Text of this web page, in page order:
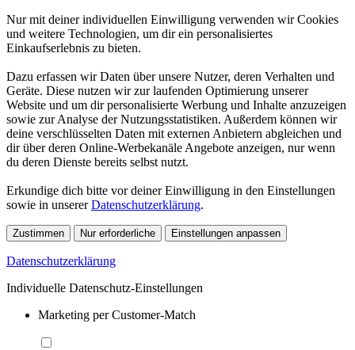
Nur mit deiner individuellen Einwilligung verwenden wir Cookies
und weitere Technologien, um dir ein personalisiertes
Einkaufserlebnis zu bieten.
Dazu erfassen wir Daten über unsere Nutzer, deren Verhalten und
Geräte. Diese nutzen wir zur laufenden Optimierung unserer
Website und um dir personalisierte Werbung und Inhalte anzuzeigen
sowie zur Analyse der Nutzungsstatistiken. Außerdem können wir
deine verschlüsselten Daten mit externen Anbietern abgleichen und
dir über deren Online-Werbekanäle Angebote anzeigen, nur wenn
du deren Dienste bereits selbst nutzt.
Erkundige dich bitte vor deiner Einwilligung in den Einstellungen
sowie in unsererDatenschutzerklärung.
Zustimmen Nur erforderliche Einstellungen anpassen
Datenschutzerklärung
Individuelle Datenschutz-Einstellungen
Marketing per Customer-Match